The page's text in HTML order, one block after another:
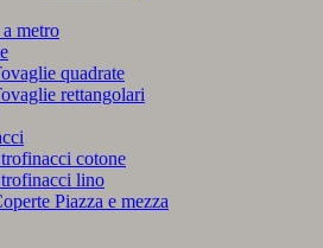
metro
quadrate
rettangolari
cotone
lino
Piazza e mezza